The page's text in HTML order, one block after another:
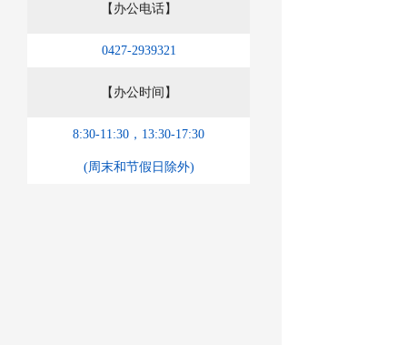
【办公电话】
0427-2939321
【办公时间】
8:30-11:30，13:30-17:30
(周末和节假日除外)